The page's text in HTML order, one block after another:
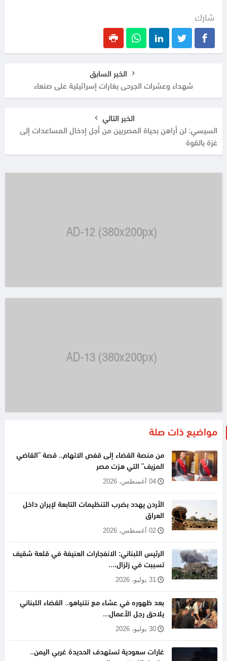
شارك
الخبر السابق
شهداء وعشرات الجرحى بغارات إسرائيلية على صنعاء
الخبر التالي
السيسي: لن أراهن بحياة المصريين من أجل إدخال المساعدات إلى
غزة بالقوة
مواضيع ذات صلة
من منصة القضاء إلى قفص الاتهام.. قصة "القاضي
المزيف" التي هزت مصر
04 أغسطس، 2026
الأردن يهدد بضرب التنظيمات التابعة لإيران داخل
العراق
02 أغسطس، 2026
الرئيس اللبناني: الانفجارات العنيفة في قلعة شقيف
تسببت في زلزال،...
31 يوليو، 2026
بعد ظهوره في عشاء مع نتنياهو.. القضاء اللبناني
يلاحق رجل الأعمال...
30 يوليو، 2026
غارات سعودية تستهدف الحديدة غربي اليمن..